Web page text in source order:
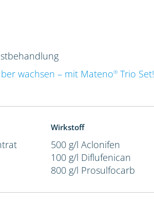
wachsen – mit Mateno® Trio Set!
Wirkstoff
500 g/l Aclonifen
100 g/l Diflufenican
800 g/l Prosulfocarb